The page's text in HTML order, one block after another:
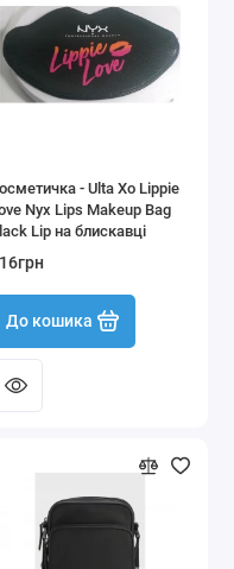
- Ulta Xo Lippie
Nyx Lips Makeup Bag
Lip на блискавці
До кошика